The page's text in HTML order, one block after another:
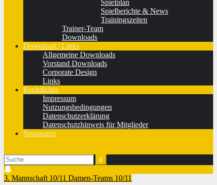
Spielplan
Spielberichte & News
Trainingszeiten
Trainer-Team
Downloads
Download / Links
Allgemeine Downloads
Vorstand Downloads
Corporate Design
Links
Rechtliches
Impressum
Nutzungsbedingungen
Datenschutzerklärung
Datenschutzhinweis für Mitglieder
Sponsoren
3. Mannschaft 10/11 Damen-Teams 10/11